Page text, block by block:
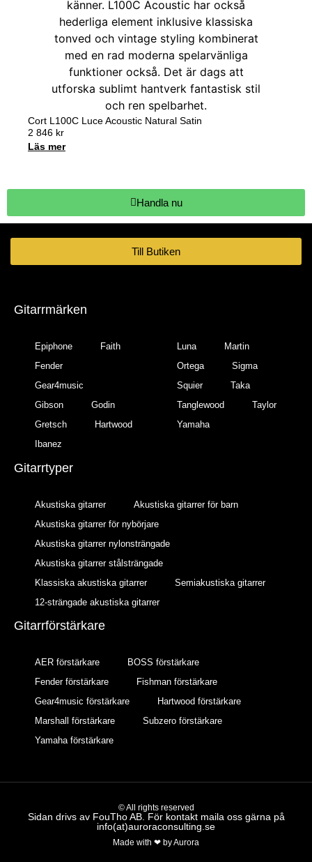
Cort L100C Luce Acoustic Natural Satin
2 846 kr
Läs mer
Handla nu
Till Butiken
Gitarrmärken
Epiphone
Faith
Fender
Gear4music
Gibson
Godin
Gretsch
Hartwood
Ibanez
Luna
Martin
Ortega
Sigma
Squier
Taka
Tanglewood
Taylor
Yamaha
Gitarrtyper
Akustiska gitarrer
Akustiska gitarrer för barn
Akustiska gitarrer för nybörjare
Akustiska gitarrer nylonsträngade
Akustiska gitarrer stålsträngade
Klassiska akustiska gitarrer
Semiakustiska gitarrer
12-strängade akustiska gitarrer
Gitarrförstärkare
AER förstärkare
BOSS förstärkare
Fender förstärkare
Fishman förstärkare
Gear4music förstärkare
Hartwood förstärkare
Marshall förstärkare
Subzero förstärkare
Yamaha förstärkare
© All rights reserved
Sidan drivs av FouTho AB. För kontakt maila oss gärna på
info(at)auroraconsulting.se
Made with ❤ by Aurora